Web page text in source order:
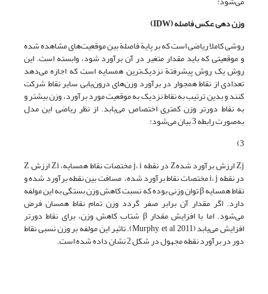
وزن دهی عکس فاصله (IDW
)
روشی کاملا ریاضی است که بر پایة فاصلة بین موقعیت‌های مشاهده شده
و موقعیتی که باید مقدار متغیر در آن برآورد شود، وابسته است. این
روش یک روش پیشرفتة نزدیک‌ترین همسایه است که اجازه می‌دهد
تعدادی از نقاط همجوار در برآورد وزن‌های درون‌یابی سایر نقاط شرکت
کنند و بدین ترتیب به نقاط نزدیک به موقعیت مورد برآورد، وزن بیشتر و
به نقاط دورتر وزن کمتری اختصاص می‌یابد. از نظر ریاضی این مدل
به‌صورت رابطه 3 بیان می‌شود:
3)
Zj ارزش برآورد شدهZ در نقطه j، i مختصات نقاط همسایه، Zi ارزش Z
در نقطه i، j مختصات نقاط برآورد شده، مسافت بین نقطه برآورد شده و
نقاط همسایه β توان وزنی بوده که نسبت کاهش وزن بستگی به این مولفه
دارد. اگر مقدار آن برابر صفر گردد وزن تمام نقاط همسان فرض
می‌شود. اما با افزایش مقدار β شتاب کاهش وزن، برای نقاط دورتر
افزایش می‌یابد (Murphy, et al 2011). تاثیر این مولفه بر وزن نسبی نقاط
دور در برآورد نقطه مجهول در شکل 2 نشان داده شده است.